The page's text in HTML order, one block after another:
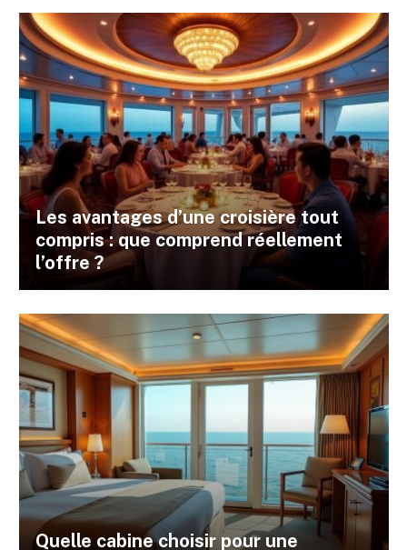
Les avantages d’une croisière tout
compris : que comprend réellement
l’offre ?
Quelle cabine choisir pour une